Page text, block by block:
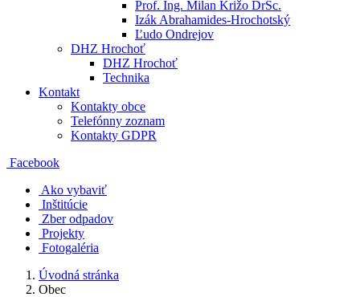
Prof. Ing. Milan Križo DrSc.
Izák Abrahamides-Hrochotský
Ľudo Ondrejov
DHZ Hrochoť
DHZ Hrochoť
Technika
Kontakt
Kontakty obce
Telefónny zoznam
Kontakty GDPR
Facebook
Ako vybaviť
Inštitúcie
Zber odpadov
Projekty
Fotogaléria
Úvodná stránka
Obec